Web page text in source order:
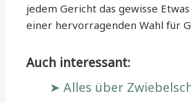
jedem Gericht das gewisse
einer hervorragenden Wahl für
Auch interessant:
Alles über